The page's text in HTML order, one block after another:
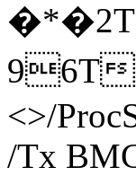
96T
<>/
/Tx